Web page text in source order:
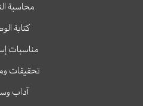
محاسبة
كتابة
مناسبات
تحقيقات
آداب